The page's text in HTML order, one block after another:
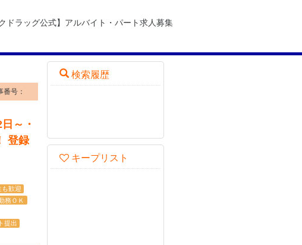
クドラッグ公式】アルバイト・パート求人募集
番号：
～・
登録
も歓迎
務ＯＫ
提出
検索履歴
キープリスト